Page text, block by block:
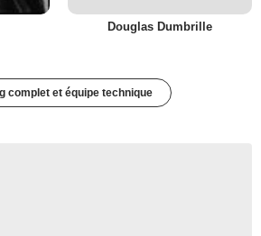
Douglas Dumbrille
complet et équipe technique